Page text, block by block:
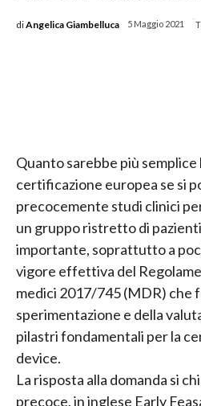
diAngelica Giambelluca 5 Maggio 2021
-
Quanto sarebbe più semplice
certificazione europea se si
precocemente studi clinici
un gruppo ristretto di
importante, soprattutto a
vigore effettiva del
medici 2017/745 (MDR) che
sperimentazione e della
pilastri fondamentali per la
device.
La risposta alla domanda si
precoce, in inglese Early